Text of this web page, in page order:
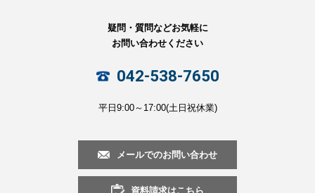
疑問・質問などお気軽に
お問い合わせください
042-538-7650
平日9:00～17:00(土日祝休業)
メールでのお問い合わせ
資料請求はこちら